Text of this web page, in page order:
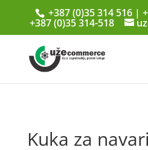
+387 (0)35 314 516 |
+387 (0)35 314-518
Kuka za